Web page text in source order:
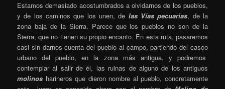
Estamos demasiado acostumbrados a olvidarnos de los pueblos,
y de los caminos que los unen, de las Vías pecuarias, de la
zona baja de la Sierra. Parece que los pueblos no son de la
Sierra, que no tienen su propio encanto. En esta ruta, pasaremos
casi sin darnos cuenta del pueblo al campo, partiendo del casco
urbano del pueblo, en la zona más antigua, y podremos
contemplar al salir de él, las ruinas de alguno de los antiguos
molinos harineros que dieron nombre al pueblo, concretamente